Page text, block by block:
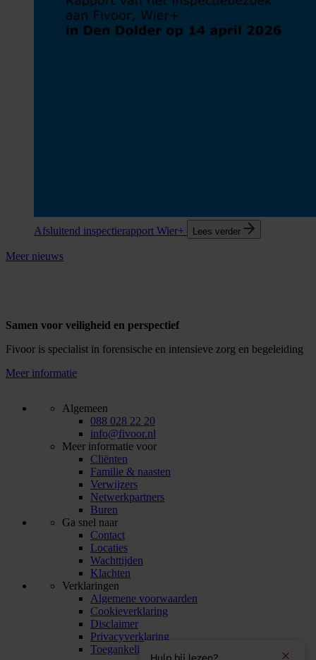
Afsluitend inspectierapport Wier+ Lees verder
Meer nieuws
Samen voor veiligheid en perspectief
Fivoor is specialist in forensische en intensieve zorg en begeleiding
Meer informatie
Algemeen
088 028 22 20
info@fivoor.nl
Meer informatie voor
Cliënten
Familie & naasten
Verwijzers
Netwerkpartners
Buren
Ga snel naar
Contact
Locaties
Wachttijden
Klachten
Verklaringen
Algemene voorwaarden
Cookieverklaring
Disclaimer
Privacyverklaring
Toegankelijkheidsverklaring